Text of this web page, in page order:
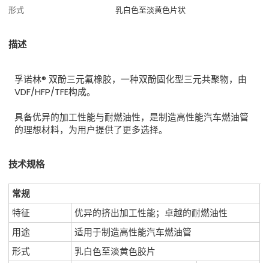
形式
乳白色至淡黄色片状
描述
孚诺林® 双酚三元氟橡胶，一种双酚固化型三元共聚物，由
VDF/HFP/TFE构成。
具备优异的加工性能与耐燃油性，是制造高性能汽车燃油管
的理想材料，为用户提供了更多选择。
技术规格
常规
特征
优异的挤出加工性能；卓越的耐燃油性
用途
适用于制造高性能汽车燃油管
形式
乳白色至淡黄色胶片